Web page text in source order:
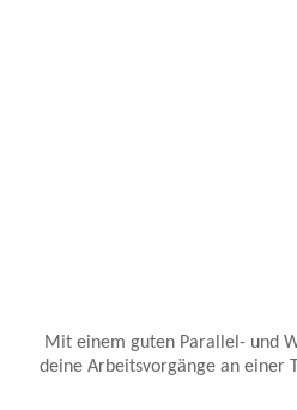
Mit einem guten Parallel- und
deine Arbeitsvorgänge an einer